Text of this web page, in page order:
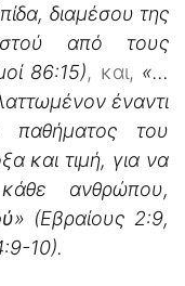
διαμέσου της
από τους
86:15), και, «…
έναντι
παθήματος του
και τιμή, για να
ανθρώπου,
» (Εβραίους 2:9,
10).